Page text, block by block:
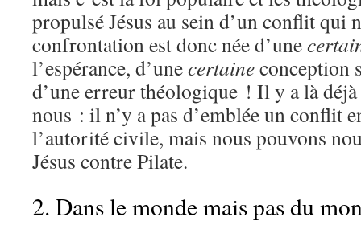
propulsé Jésus au sein d’un conflit qui
confrontation est donc née d’une
l’espérance, d’unecertaineconception
d’une erreur théologique ! Il y a là
nous : il n’y a pas d’emblée un conflit
l’autorité civile, mais nous pouvons
Jésus contre Pilate.
2. Dans le monde mais pas du